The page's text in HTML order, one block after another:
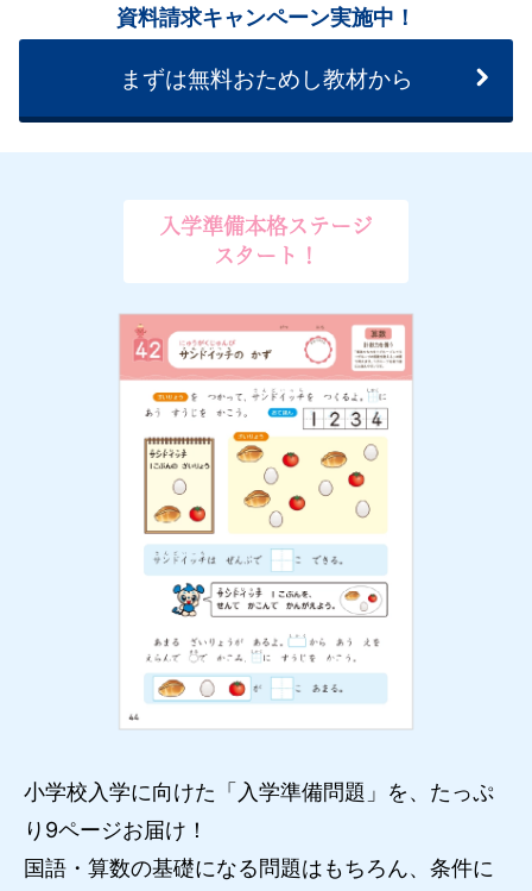
資料請求キャンペーン実施中！
まずは無料おためし教材から
入学準備本格ステージ
スタート！
小学校入学に向けた「入学準備問題」を、たっぷ
り9ページお届け！
国語・算数の基礎になる問題はもちろん、条件に